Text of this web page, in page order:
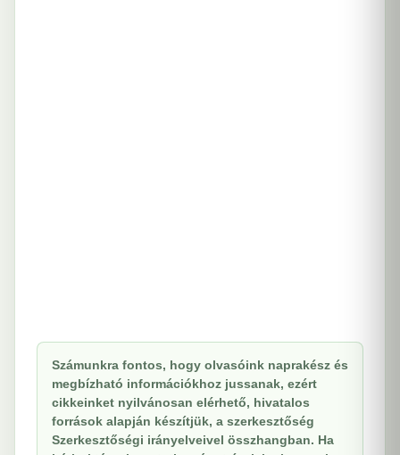
Számunkra fontos, hogy olvasóink naprakész és
megbízható információkhoz jussanak, ezért
cikkeinket nyilvánosan elérhető, hivatalos
források alapján készítjük, a szerkesztőség
Szerkesztőségi irányelveivel összhangban. Ha